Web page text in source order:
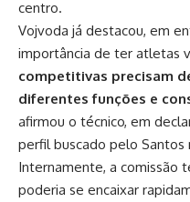
centro.
Vojvoda já destacou, em
importância de ter atletas
competitivas precisam
diferentes funções e
afirmou o técnico, em
perfil buscado pelo Santos
Internamente, a comissão
poderia se encaixar